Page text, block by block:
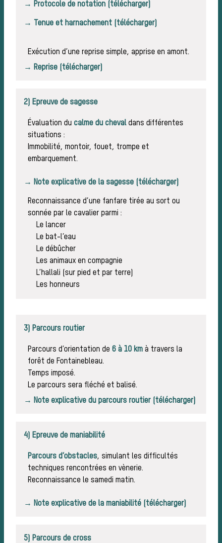
→ Protocole de notation (télécharger)
→ Tenue et harnachement (télécharger)
Exécution d’une reprise simple, apprise en amont.
→ Reprise (télécharger)
2) Epreuve de sagesse
Évaluation du calme du cheval dans différentes
situations :
Immobilité, montoir, fouet, trompe et
embarquement.
→ Note explicative de la sagesse (télécharger)
Reconnaissance d’une fanfare tirée au sort ou
sonnée par le cavalier parmi :
Le lancer
Le bat-l’eau
Le débûcher
Les animaux en compagnie
L’hallali (sur pied et par terre)
Les honneurs
3) Parcours routier
Parcours d’orientation de 6 à 10 km à travers la
forêt de Fontainebleau.
Temps imposé.
Le parcours sera fléché et balisé.
→ Note explicative du parcours routier (télécharger)
4) Epreuve de maniabilité
Parcours d’obstacles, simulant les difficultés
techniques rencontrées en vènerie.
Reconnaissance le samedi matin.
→ Note explicative de la maniabilité (télécharger)
5) Parcours de cross